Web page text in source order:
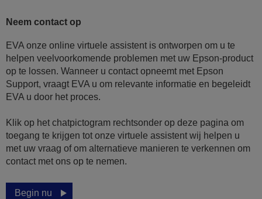
Neem contact op
EVA onze online virtuele assistent is ontworpen om u te
helpen veelvoorkomende problemen met uw Epson-product
op te lossen. Wanneer u contact opneemt met Epson
Support, vraagt EVA u om relevante informatie en begeleidt
EVA u door het proces.
Klik op het chatpictogram rechtsonder op deze pagina om
toegang te krijgen tot onze virtuele assistent wij helpen u
met uw vraag of om alternatieve manieren te verkennen om
contact met ons op te nemen.
Begin nu